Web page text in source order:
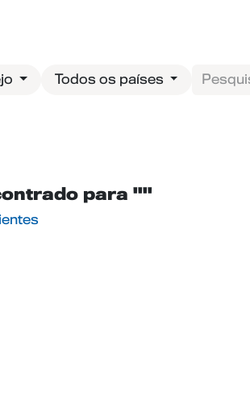
Todos os países
para ""